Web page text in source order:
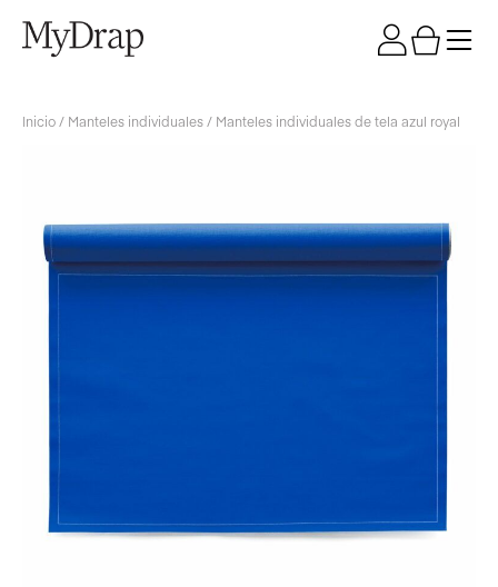
Inicio / Manteles individuales / Manteles individuales de tela azul royal